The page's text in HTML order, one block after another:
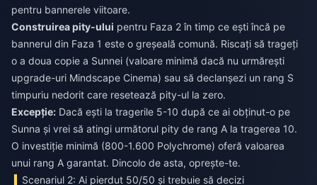
pentru bannerele viitoare.
Construirea pity-ului pentru Faza 2 în timp ce ești încă pe
bannerul din Faza 1 este o greșeală comună. Riscați să trageți
o a doua copie a Sunnei (valoare minimă dacă nu urmărești
upgrade-uri Mindscape Cinema) sau să declanșezi un rang S
timpuriu nedorit care resetează pity-ul la zero.
Excepție: Dacă ești la tragerile 5-10 după ce ai obținut-o pe
Sunna și vrei să atingi următorul pity de rang A la tragerea 10.
O investiție minimă (800-1.600 Polychrome) oferă valoarea
unui rang A garantat. Dincolo de asta, oprește-te.
Scenariul 2: Ai pierdut 50/50 și trebuie să decizi